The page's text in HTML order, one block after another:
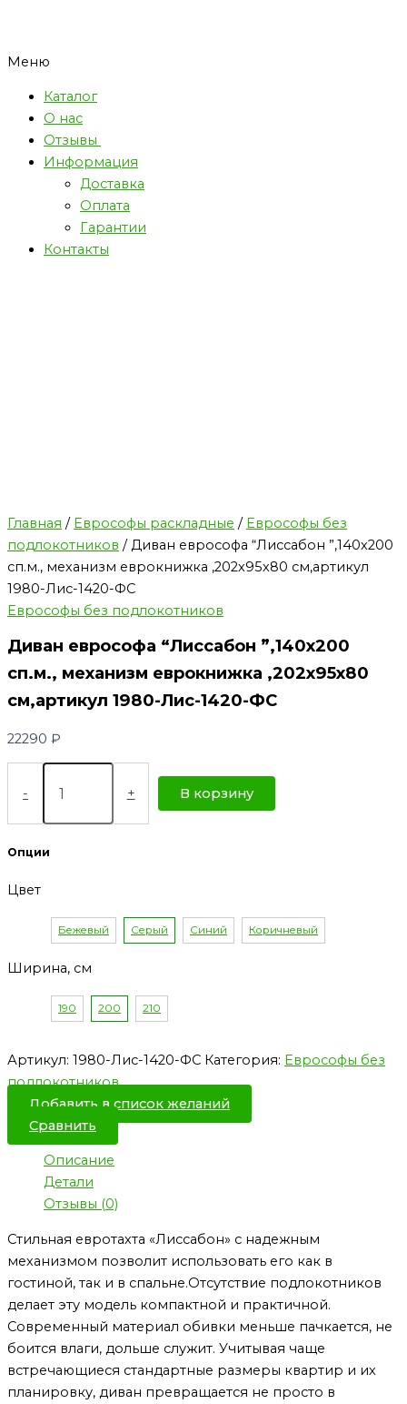
Меню
Каталог
О нас
Отзывы
Информация
Доставка
Оплата
Гарантии
Контакты
Главная / Еврософы раскладные / Еврософы без
подлокотников / Диван еврософа “Лиссабон ”,140х200
сп.м., механизм еврокнижка ,202х95х80 см,артикул
1980-Лис-1420-ФС
Еврософы без подлокотников
Диван еврософа “Лиссабон ”,140х200
сп.м., механизм еврокнижка ,202х95х80
см,артикул 1980-Лис-1420-ФС
22290 ₽
- + В корзину
Опции
Цвет
Бежевый Серый Синий Коричневый
Ширина, см
190 200 210
Артикул: 1980-Лис-1420-ФС Категория: Еврософы без
подлокотников
Добавить в список желаний
Сравнить
Описание
Детали
Отзывы (0)
Стильная евротахта «Лиссабон» с надежным
механизмом позволит использовать его как в
гостиной, так и в спальне.Отсутствие подлокотников
делает эту модель компактной и практичной.
Современный материал обивки меньше пачкается, не
боится влаги, дольше служит. Учитывая чаще
встречающиеся стандартные размеры квартир и их
планировку, диван превращается не просто в